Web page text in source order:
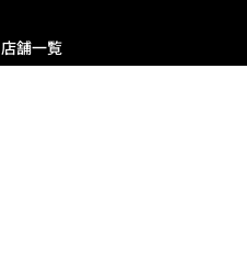
店舗一覧